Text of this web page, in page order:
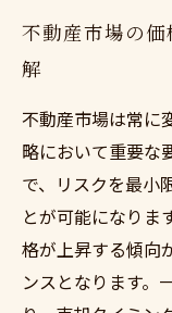
不動産市場の
解
不動産市場は常に
略において重要な
で、リスクを最小
とが可能になりま
格が上昇する傾向
ンスとなります。